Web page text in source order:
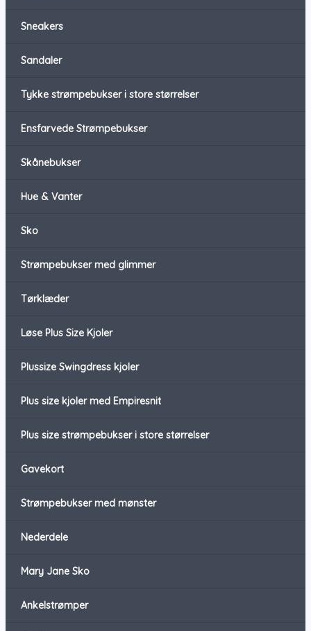
Sneakers
Sandaler
Tykke strømpebukser i store størrelser
Ensfarvede Strømpebukser
Skånebukser
Hue & Vanter
Sko
Strømpebukser med glimmer
Tørklæder
Løse Plus Size Kjoler
Plussize Swingdress kjoler
Plus size kjoler med Empiresnit
Plus size strømpebukser i store størrelser
Gavekort
Strømpebukser med mønster
Nederdele
Mary Jane Sko
Ankelstrømper